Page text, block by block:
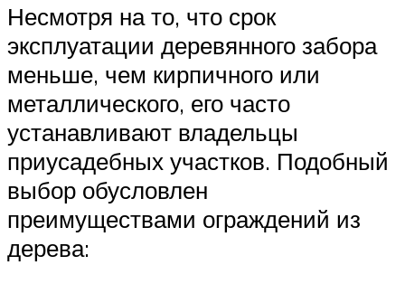
Несмотря на то, что срок
эксплуатации деревянного забора
меньше, чем кирпичного или
металлического, его часто
устанавливают владельцы
приусадебных участков. Подобный
выбор обусловлен
преимуществами ограждений из
дерева: